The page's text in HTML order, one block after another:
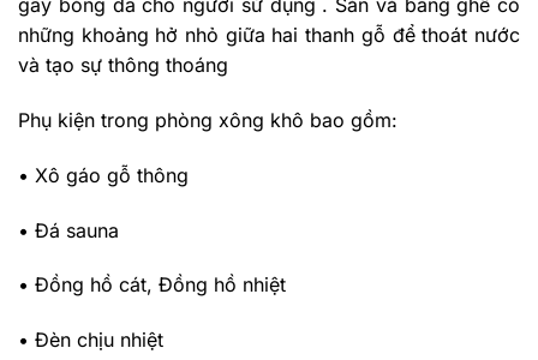
gây bỏng da cho người sử dụng . Sàn và băng ghế có
những khoảng hở nhỏ giữa hai thanh gỗ để thoát nước
và tạo sự thông thoáng
Phụ kiện trong phòng xông khô bao gồm:
• Xô gáo gỗ thông
• Đá sauna
• Đồng hồ cát, Đồng hồ nhiệt
• Đèn chịu nhiệt